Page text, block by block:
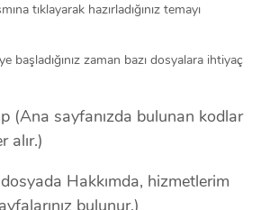
tıklayarak hazırladığınız temayı
başladığınız zaman bazı dosyalara ihtiyaç
(Ana sayfanızda bulunan kodlar
alır.)
Hakkımda, hizmetlerim